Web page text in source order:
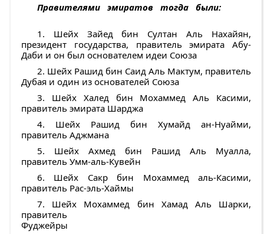
Правителями эмиратов тогда были:
1. Шейх Зайед бин Султан Аль Нахайян,
президент государства, правитель эмирата Абу-
Даби и он был основателем идеи Союза
2. Шейх Рашид бин Саид Аль Мактум, правитель
Дубая и один из основателей Союза
3. Шейх Халед бин Мохаммед Аль Касими,
правитель эмирата Шарджа
4. Шейх Рашид бин Хумайд ан-Нуайми,
правитель Аджмана
5. Шейх Ахмед бин Рашид Аль Муалла,
правитель Умм-аль-Кувейн
6. Шейх Сакр бин Мохаммед аль-Касими,
правитель Рас-эль-Хаймы
7. Шейх Мохаммед бин Хамад Аль Шарки,
правитель
Фуджейры